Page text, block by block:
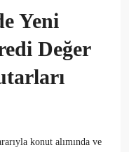
Yeni
Değer
konut alımında ve